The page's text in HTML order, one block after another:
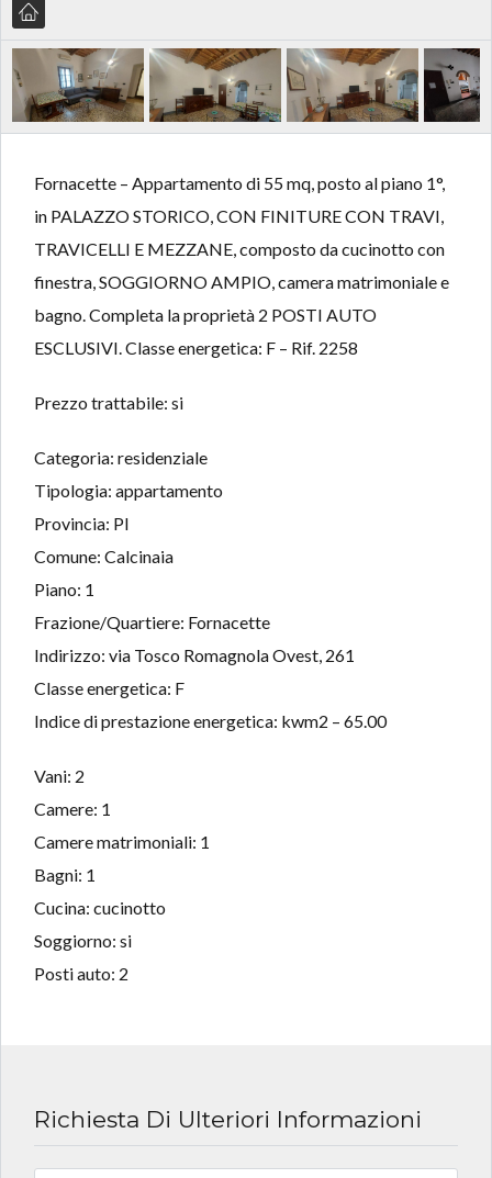
Fornacette – Appartamento di 55 mq, posto al piano 1°,
in PALAZZO STORICO, CON FINITURE CON TRAVI,
TRAVICELLI E MEZZANE, composto da cucinotto con
finestra, SOGGIORNO AMPIO, camera matrimoniale e
bagno. Completa la proprietà 2 POSTI AUTO
ESCLUSIVI. Classe energetica: F – Rif. 2258
Prezzo trattabile: si
Categoria: residenziale
Tipologia: appartamento
Provincia: PI
Comune: Calcinaia
Piano: 1
Frazione/Quartiere: Fornacette
Indirizzo: via Tosco Romagnola Ovest, 261
Classe energetica: F
Indice di prestazione energetica: kwm2 – 65.00
Vani: 2
Camere: 1
Camere matrimoniali: 1
Bagni: 1
Cucina: cucinotto
Soggiorno: si
Posti auto: 2
Richiesta Di Ulteriori Informazioni